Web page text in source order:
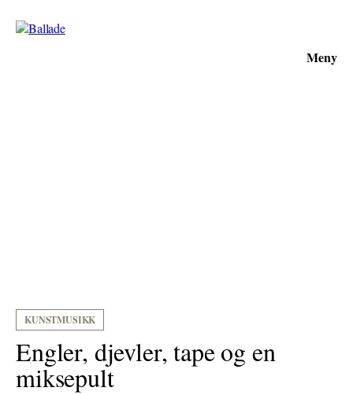
Meny
KUNSTMUSIKK
Engler, djevler, tape og en
miksepult